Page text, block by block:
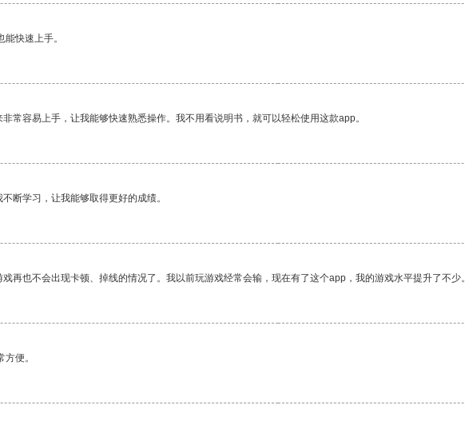
快速上手。
常容易上手，让我能够快速熟悉操作。我不用看说明书，就可以轻松使用这款app。
断学习，让我能够取得更好的成绩。
再也不会出现卡顿、掉线的情况了。我以前玩游戏经常会输，现在有了这个app，我的游戏水平提升了不少。
便。